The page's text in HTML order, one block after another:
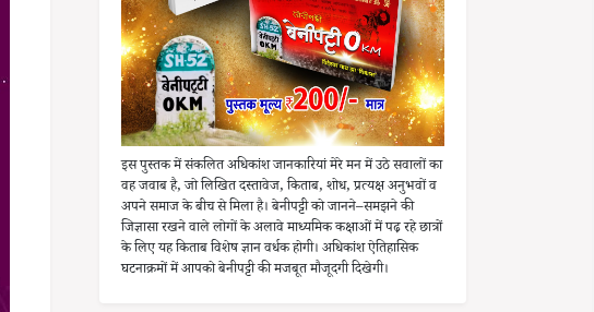
इस पुस्तक में संकलित अधिकांश जानकारियां मेरे मन में उठे सवालों का
वह जवाब है, जो लिखित दस्तावेज, किताब, शोध, प्रत्यक्ष अनुभवों व
अपने समाज के बीच से मिला है। बेनीपट्टी को जानने–समझने की
जिज्ञासा रखने वाले लोगों के अलावे माध्यमिक कक्षाओं में पढ़ रहे छात्रों
के लिए यह किताब विशेष ज्ञान वर्धक होगी। अधिकांश ऐतिहासिक
घटनाक्रमों में आपको बेनीपट्टी की मजबूत मौजूदगी दिखेगी।